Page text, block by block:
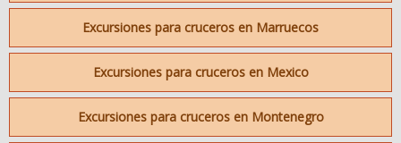
Excursiones para cruceros en Marruecos
Excursiones para cruceros en Mexico
Excursiones para cruceros en Montenegro